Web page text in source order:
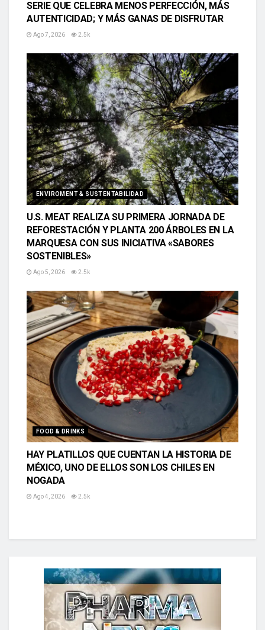
SERIE QUE CELEBRA MENOS PERFECCIÓN, MÁS
AUTENTICIDAD; Y MÁS GANAS DE DISFRUTAR
Ago 7, 2026 2.5k
ENVIROMENT & SUSTENTABILIDAD
U.S. MEAT REALIZA SU PRIMERA JORNADA DE
REFORESTACIÓN Y PLANTA 200 ÁRBOLES EN LA
MARQUESA CON SUS INICIATIVA «SABORES
SOSTENIBLES»
Ago 5, 2026 2.5k
FOOD & DRINKS
HAY PLATILLOS QUE CUENTAN LA HISTORIA DE
MÉXICO, UNO DE ELLOS SON LOS CHILES EN
NOGADA
Ago 4, 2026 2.5k